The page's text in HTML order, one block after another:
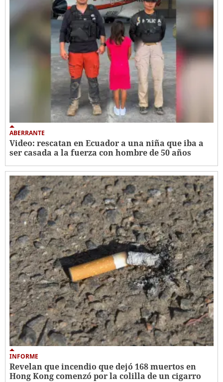
ABERRANTE
Video: rescatan en Ecuador a una niña que iba a
ser casada a la fuerza con hombre de 50 años
INFORME
Revelan que incendio que dejó 168 muertos en
Hong Kong comenzó por la colilla de un cigarro